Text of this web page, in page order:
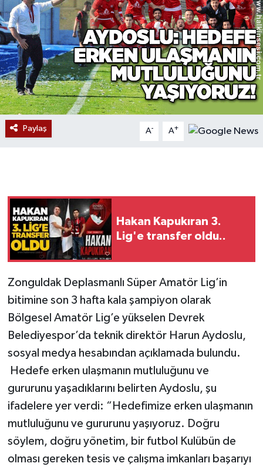
Paylaş A- A+
Hakan Kapukıran 3.
Lig'e transfer oldu..
Zonguldak Deplasmanlı Süper Amatör Lig’in
bitimine son 3 hafta kala şampiyon olarak
Bölgesel Amatör Lig’e yükselen Devrek
Belediyespor’da teknik direktör Harun Aydoslu,
sosyal medya hesabından açıklamada bulundu.
Hedefe erken ulaşmanın mutluluğunu ve
gururunu yaşadıklarını belirten Aydoslu, şu
ifadelere yer verdi: “Hedefimize erken ulaşmanın
mutluluğunu ve gururunu yaşıyoruz. Doğru
söylem, doğru yönetim, bir futbol Kulübün de
olması gereken tesis ve çalışma imkanları başarıyı
ÇEVRE
BİLİM VE TEKNOLOJİ
DUNYA
Düzce
Eğitim
Gökçebey
GÜNDEM
İş ilanı
Kültür - Sanat
MAGAZİN
Politika
Resmi İlan
Röportaj